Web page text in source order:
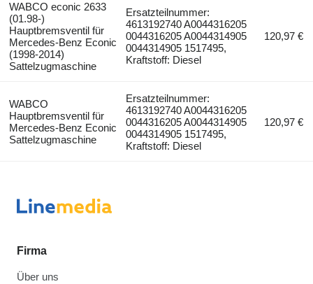
WABCO econic 2633
(01.98-)
Hauptbremsventil für
Mercedes-Benz Econic
(1998-2014)
Sattelzugmaschine
Ersatzteilnummer:
4613192740 A0044316205
0044316205 A0044314905
0044314905 1517495,
Kraftstoff: Diesel
120,97 €
WABCO
Hauptbremsventil für
Mercedes-Benz Econic
Sattelzugmaschine
Ersatzteilnummer:
4613192740 A0044316205
0044316205 A0044314905
0044314905 1517495,
Kraftstoff: Diesel
120,97 €
Firma
Über uns